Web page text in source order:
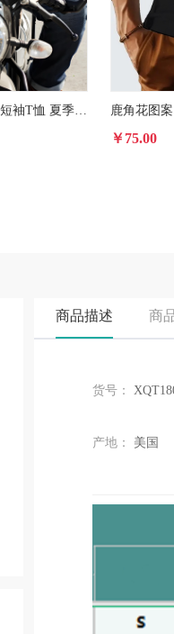
地狱三头犬图案印花男士圆领短袖T恤 夏季时尚休闲短袖上衣
￥75.00
商品描述 商
货号：
产地： 美国